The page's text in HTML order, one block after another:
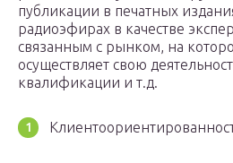
публикации в печатных
радиоэфирах в качестве
связанным с рынком, на
осуществляет свою
квалификации и т.д.